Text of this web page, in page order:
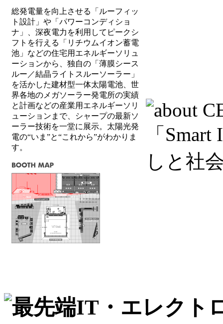
総発電量を向上させる「ルーフィッ
ト設計」や「パワーコンディショ
ナ」、深夜電力を利用してピークシ
フトを行える「リチウムイオン蓄電
池」などの住宅用エネルギーソリュ
ーションから、独自の「薄膜シース
ルー／結晶ライトスルーソーラー」
を活かした建材型一体太陽電池、世
界各地のメガソーラー発電所の実績
と計画などの産業用エネルギーソリ
ューションまで、シャープの最新ソ
ーラー技術を一堂に展示。太陽光発
電の“いま”と“これから”がわかりま
す。